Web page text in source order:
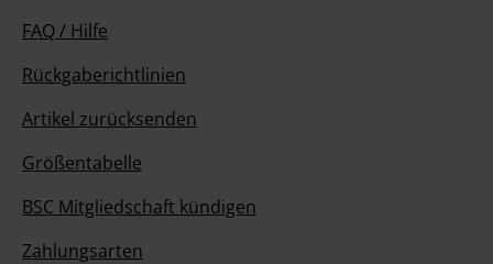
FAQ / Hilfe
Rückgaberichtlinien
Artikel zurücksenden
Größentabelle
BSC Mitgliedschaft kündigen
Zahlungsarten